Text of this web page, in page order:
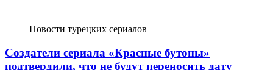
Новости турецких сериалов
Создатели сериала «Красные бутоны»
подтвердили, что не будут переносить дату